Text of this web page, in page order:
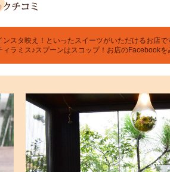
スタ映え！といったスイーツがいただけるお店
ィラミス♪スプーンはスコップ！お店のFacebook